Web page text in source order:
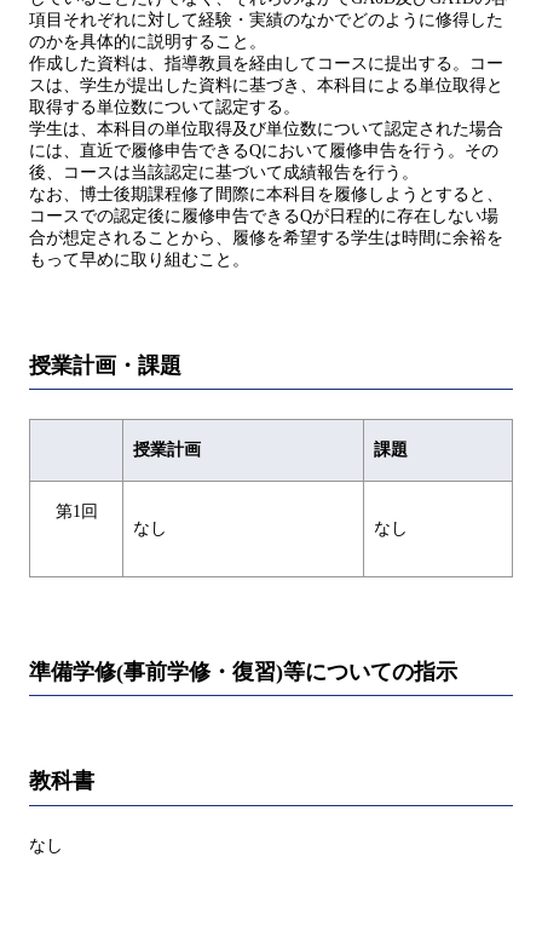
項目それぞれに対して経験・実績のなかでどのように修得した
のかを具体的に説明すること。
作成した資料は、指導教員を経由してコースに提出する。コー
スは、学生が提出した資料に基づき、本科目による単位取得と
取得する単位数について認定する。
学生は、本科目の単位取得及び単位数について認定された場合
には、直近で履修申告できるQにおいて履修申告を行う。その
後、コースは当該認定に基づいて成績報告を行う。
なお、博士後期課程修了間際に本科目を履修しようとすると、
コースでの認定後に履修申告できるQが日程的に存在しない場
合が想定されることから、履修を希望する学生は時間に余裕を
もって早めに取り組むこと。
授業計画・課題
授業計画 課題
第1回
なし
なし
準備学修(事前学修・復習)等についての指示
教科書
なし